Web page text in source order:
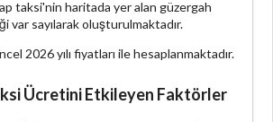
taksi'nin haritada yer alan güzergah
var sayılarak oluşturulmaktadır.
2026 yılı fiyatları ile hesaplanmaktadır.
Ücretini Etkileyen Faktörler